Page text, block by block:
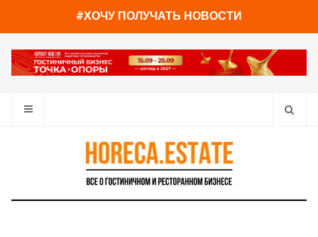
#ХОЧУ ПОЛУЧАТЬ НОВОСТИ